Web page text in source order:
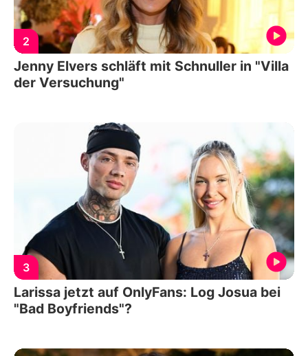
2
Jenny Elvers schläft mit Schnuller in "Villa
der Versuchung"
3
Larissa jetzt auf OnlyFans: Log Josua bei
"Bad Boyfriends"?